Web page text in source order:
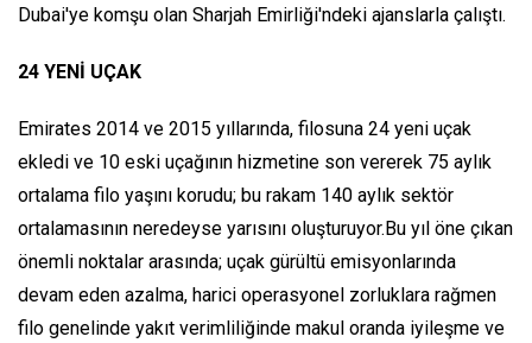
Dubai'ye komşu olan Sharjah Emirliği'ndeki ajanslarla çalıştı.
24 YENİ UÇAK
Emirates 2014 ve 2015 yıllarında, filosuna 24 yeni uçak
ekledi ve 10 eski uçağının hizmetine son vererek 75 aylık
ortalama filo yaşını korudu; bu rakam 140 aylık sektör
ortalamasının neredeyse yarısını oluşturuyor.Bu yıl öne çıkan
önemli noktalar arasında; uçak gürültü emisyonlarında
devam eden azalma, harici operasyonel zorluklara rağmen
filo genelinde yakıt verimliliğinde makul oranda iyileşme ve